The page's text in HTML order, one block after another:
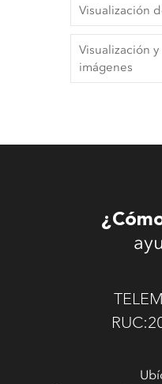
Visualización
Visualización
imágenes